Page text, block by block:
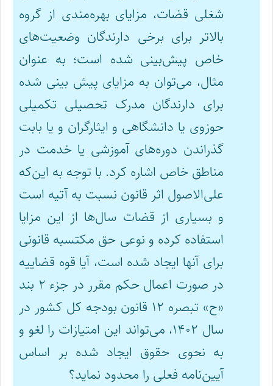
شغلی قضات، مزایای بهره‌‌مندی از گروه
بالاتر برای برخی دارندگان وضعیت‌های
خاص پیش‌بینی شده است؛ به عنوان
مثال، می‌توان به مزایای پیش بینی شده
برای دارندگان مدرک تحصیلی تکمیلی
حوزوی یا دانشگاهی و ایثارگران و یا بابت
گذراندن دوره‌های آموزشی یا خدمت در
مناطق خاص اشاره کرد. با توجه به این‌که
علی‌الاصول اثر قانون نسبت به آتیه است
و بسیاری از قضات سال‌ها از این مزایا
استفاده کرده و نوعی حق مکتسبه قانونی
برای آنها ایجاد شده است، آیا قوه قضاییه
در صورت اعمال حکم مقرر در جزء ۲ بند
«ح» تبصره ۱۲ قانون بودجه کل کشور در
سال ۱۴۰۲، می‌تواند این امتیازات را لغو و
به نحوی حقوق ایجاد شده بر اساس
آیین‌نامه فعلی را محدود نماید؟